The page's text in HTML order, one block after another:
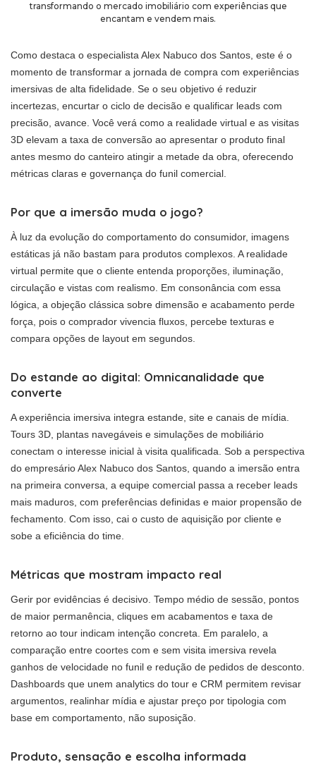
transformando o mercado imobiliário com experiências que
encantam e vendem mais.
Como destaca o especialista Alex Nabuco dos Santos, este é o
momento de transformar a jornada de compra com experiências
imersivas de alta fidelidade. Se o seu objetivo é reduzir
incertezas, encurtar o ciclo de decisão e qualificar leads com
precisão, avance. Você verá como a realidade virtual e as visitas
3D elevam a taxa de conversão ao apresentar o produto final
antes mesmo do canteiro atingir a metade da obra, oferecendo
métricas claras e governança do funil comercial.
Por que a imersão muda o jogo?
À luz da evolução do comportamento do consumidor, imagens
estáticas já não bastam para produtos complexos. A realidade
virtual permite que o cliente entenda proporções, iluminação,
circulação e vistas com realismo. Em consonância com essa
lógica, a objeção clássica sobre dimensão e acabamento perde
força, pois o comprador vivencia fluxos, percebe texturas e
compara opções de layout em segundos.
Do estande ao digital: Omnicanalidade que
converte
A experiência imersiva integra estande, site e canais de mídia.
Tours 3D, plantas navegáveis e simulações de mobiliário
conectam o interesse inicial à visita qualificada. Sob a perspectiva
do empresário Alex Nabuco dos Santos, quando a imersão entra
na primeira conversa, a equipe comercial passa a receber leads
mais maduros, com preferências definidas e maior propensão de
fechamento. Com isso, cai o custo de aquisição por cliente e
sobe a eficiência do time.
Métricas que mostram impacto real
Gerir por evidências é decisivo. Tempo médio de sessão, pontos
de maior permanência, cliques em acabamentos e taxa de
retorno ao tour indicam intenção concreta. Em paralelo, a
comparação entre coortes com e sem visita imersiva revela
ganhos de velocidade no funil e redução de pedidos de desconto.
Dashboards que unem analytics do tour e CRM permitem revisar
argumentos, realinhar mídia e ajustar preço por tipologia com
base em comportamento, não suposição.
Produto, sensação e escolha informada